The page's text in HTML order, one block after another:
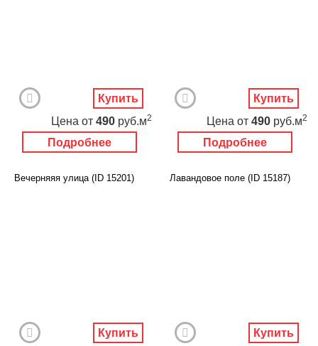
Подробнее
Цена от 490 руб.м2
Купить
Подробнее
Цена от 490 руб.м2
Купить
Вечерняяя улица (ID 15201)
Купить
Лавандовое поле (ID 15187)
Купить